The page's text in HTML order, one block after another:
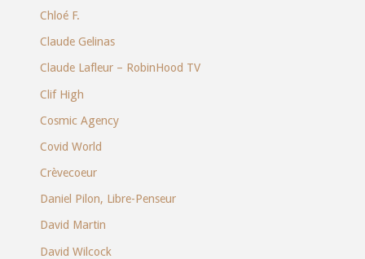
Chloé F.
Claude Gelinas
Claude Lafleur – RobinHood TV
Clif High
Cosmic Agency
Covid World
Crèvecoeur
Daniel Pilon, Libre-Penseur
David Martin
David Wilcock